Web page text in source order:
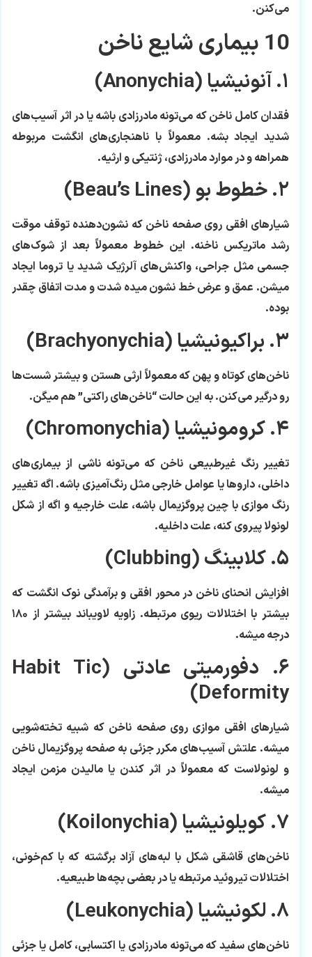
می‌کنن.
10 بیماری شایع ناخن
فقدان کامل ناخن که می‌تونه مادرزادی باشه یا در اثر آسیب‌های
شدید ایجاد بشه. معمولاً با ناهنجاری‌های انگشت مربوطه
همراهه و در موارد مادرزادی، ژنتیکی و ارثیه.
شیارهای افقی روی صفحه ناخن که نشون‌دهنده توقف موقت
رشد ماتریکس ناخنه. این خطوط معمولاً بعد از شوک‌های
جسمی مثل جراحی، واکنش‌های آلرژیک شدید یا تروما ایجاد
میشن. عمق و عرض خط نشون میده شدت و مدت اتفاق چقدر
بوده.
ناخن‌های کوتاه و پهن که معمولاً ارثی هستن و بیشتر شست‌ها
رو درگیر می‌کنن. به این حالت “ناخن‌های راکتی” هم میگن.
تغییر رنگ غیرطبیعی ناخن که می‌تونه ناشی از بیماری‌های
داخلی، داروها یا عوامل خارجی مثل رنگ‌آمیزی باشه. اگه تغییر
رنگ موازی با چین پروگزیمال باشه، علت خارجیه و اگه از شکل
لونولا پیروی کنه، علت داخلیه.
افزایش انحنای ناخن در محور افقی و برآمدگی نوک انگشت که
بیشتر با اختلالات ریوی مرتبطه. زاویه لاویباند بیشتر از ۱۸۰
درجه میشه.
۶. دفورمیتی عادتی (Habit Tic
Deformity)
شیارهای افقی موازی روی صفحه ناخن که شبیه تخته‌شویی
میشه. علتش آسیب‌های مکرر جزئی به صفحه پروگزیمال ناخن
و لونولاست که معمولاً در اثر کندن یا مالیدن مزمن ایجاد
میشه.
ناخن‌های قاشقی شکل با لبه‌های آزاد برگشته که با کم‌خونی،
اختلالات تیروئید مرتبطه یا در بعضی بچه‌ها طبیعیه.
ناخن‌های سفید که می‌تونه مادرزادی یا اکتسابی، کامل یا جزئی